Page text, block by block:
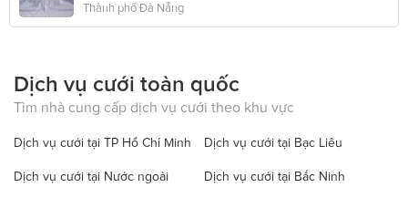
Thành phố Đà Nẵng
Dịch vụ cưới toàn quốc
Tìm nhà cung cấp dịch vụ cưới theo khu vực
Dịch vụ cưới tại TP Hồ Chí Minh Dịch vụ cưới tại Bạc Liêu
Dịch vụ cưới tại Nước ngoài Dịch vụ cưới tại Bắc Ninh